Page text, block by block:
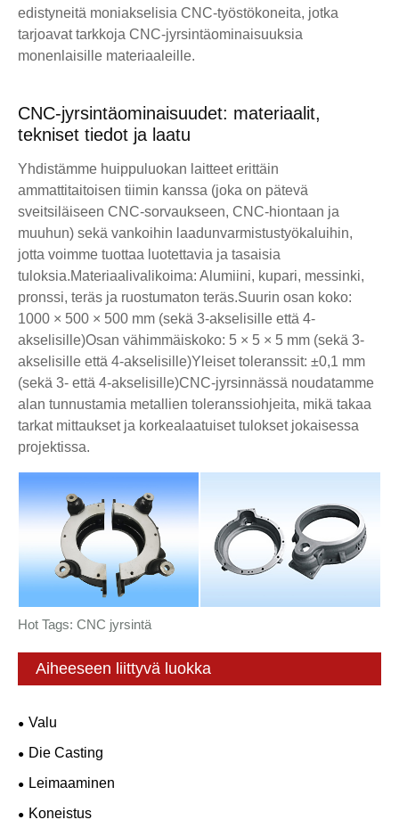
edistyneitä moniakselisia CNC-työstökoneita, jotka
tarjoavat tarkkoja CNC-jyrsintäominaisuuksia
monenlaisille materiaaleille.
CNC-jyrsintäominaisuudet: materiaalit,
tekniset tiedot ja laatu
Yhdistämme huippuluokan laitteet erittäin
ammattitaitoisen tiimin kanssa (joka on pätevä
sveitsiläiseen CNC-sorvaukseen, CNC-hiontaan ja
muuhun) sekä vankoihin laadunvarmistustyökaluihin,
jotta voimme tuottaa luotettavia ja tasaisia ​​
tuloksia.Materiaalivalikoima: Alumiini, kupari, messinki,
pronssi, teräs ja ruostumaton teräs.Suurin osan koko:
1000 × 500 × 500 mm (sekä 3-akselisille että 4-
akselisille)Osan vähimmäiskoko: 5 × 5 × 5 mm (sekä 3-
akselisille että 4-akselisille)Yleiset toleranssit: ±0,1 mm
(sekä 3- että 4-akselisille)CNC-jyrsinnässä noudatamme
alan tunnustamia metallien toleranssiohjeita, mikä takaa
tarkat mittaukset ja korkealaatuiset tulokset jokaisessa
projektissa.
Hot Tags: CNC jyrsintä
Aiheeseen liittyvä luokka
Valu
Die Casting
Leimaaminen
Koneistus